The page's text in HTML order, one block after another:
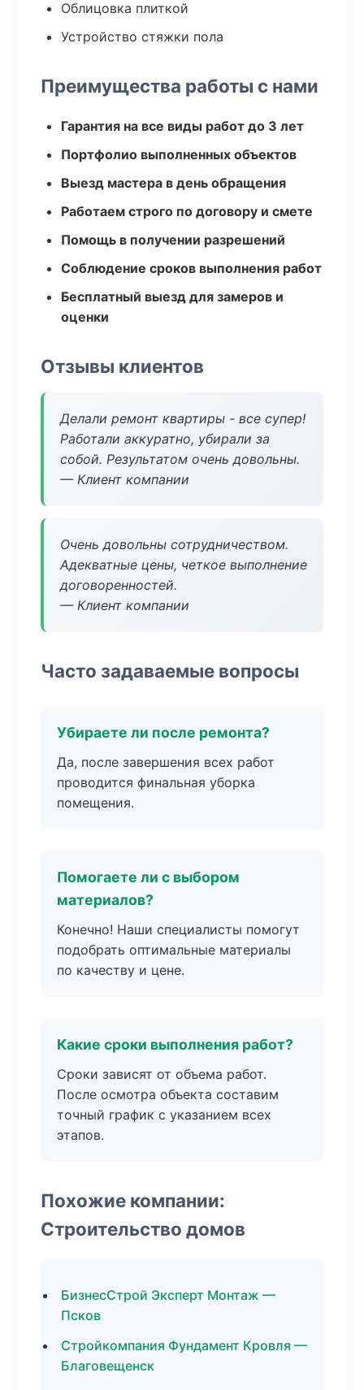
Облицовка плиткой
Устройство стяжки пола
Преимущества работы с нами
Гарантия на все виды работ до 3 лет
Портфолио выполненных объектов
Выезд мастера в день обращения
Работаем строго по договору и смете
Помощь в получении разрешений
Соблюдение сроков выполнения работ
Бесплатный выезд для замеров и
оценки
Отзывы клиентов
Делали ремонт квартиры - все супер!
Работали аккуратно, убирали за
собой. Результатом очень довольны.
— Клиент компании
Очень довольны сотрудничеством.
Адекватные цены, четкое выполнение
договоренностей.
— Клиент компании
Часто задаваемые вопросы
Убираете ли после ремонта?
Да, после завершения всех работ
проводится финальная уборка
помещения.
Помогаете ли с выбором
материалов?
Конечно! Наши специалисты помогут
подобрать оптимальные материалы
по качеству и цене.
Какие сроки выполнения работ?
Сроки зависят от объема работ.
После осмотра объекта составим
точный график с указанием всех
этапов.
Похожие компании:
Строительство домов
БизнесСтрой Эксперт Монтаж —
Псков
Стройкомпания Фундамент Кровля —
Благовещенск